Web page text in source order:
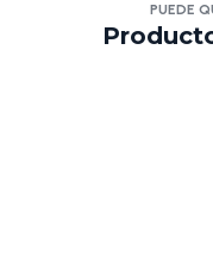
PUEDE